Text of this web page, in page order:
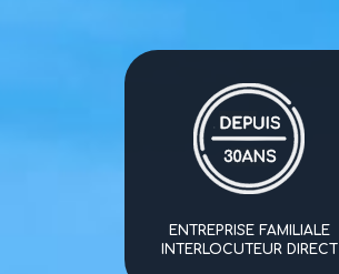
ENTREPRISE FAMILIALE
INTERLOCUTEUR DIRECT